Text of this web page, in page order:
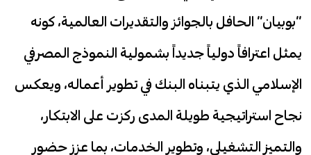
“بوبيان” الحافل بالجوائز والتقديرات العالمية، كونه
يمثل اعترافاً دولياً جديداً بشمولية النموذج المصرفي
الإسلامي الذي يتبناه البنك في تطوير أعماله، ويعكس
نجاح استراتيجية طويلة المدى ركزت على الابتكار،
والتميز التشغيلي، وتطوير الخدمات، بما عزز حضور